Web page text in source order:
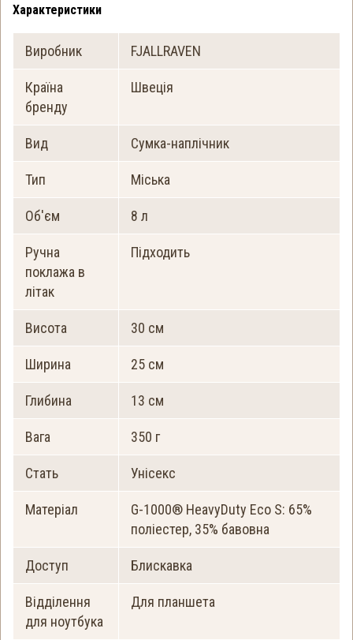
Характеристики
Виробник FJALLRAVEN
Країна
бренду
Швеція
Вид Сумка-наплічник
Тип Міська
Об'єм 8 л
Ручна
поклажа в
літак
Підходить
Висота 30 см
Ширина 25 см
Глибина 13 см
Вага 350 г
Стать Унісекс
Матеріал
G-1000® HeavyDuty Eco S: 65%
поліестер, 35% бавовна
Доступ Блискавка
Відділення
для ноутбука
Для планшета